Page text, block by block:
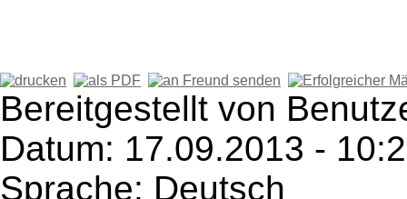
Bereitgestellt von
Datum: 17.09.2013 -
Sprache: Deutsch